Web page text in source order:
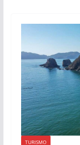
TURISMO